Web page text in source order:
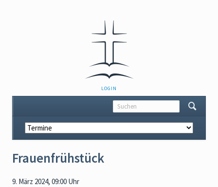
NAVIGATION
ÜBERSPRINGEN
LOGIN
Navigation
überspringen
Frauenfrühstück
9. März 2024, 09:00 Uhr